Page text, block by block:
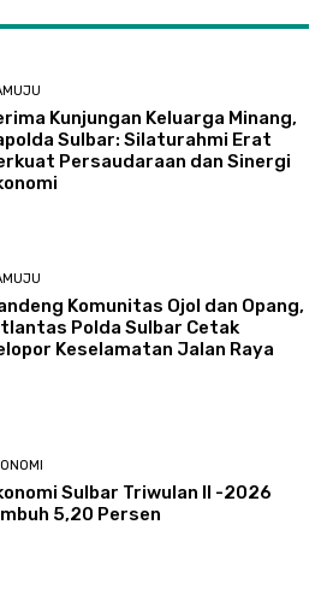
Kunjungan Keluarga Minang,
Sulbar: Silaturahmi Erat
Persaudaraan dan Sinergi
Komunitas Ojol dan Opang,
Polda Sulbar Cetak
Keselamatan Jalan Raya
Sulbar Triwulan II -2026
5,20 Persen